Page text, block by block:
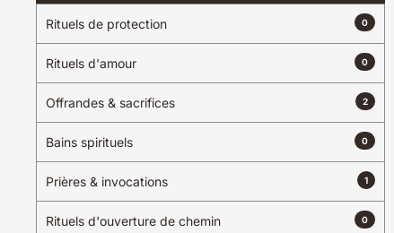
Rituels de protection 0
Rituels d'amour 0
Offrandes & sacrifices 2
Bains spirituels 0
Prières & invocations 1
Rituels d'ouverture de chemin 0
Chercher dans un rayon de10kilometers
Cheikh Abdoulaye Diop –
Marabout Soufi & Spécialiste
Sciences Islamiques à